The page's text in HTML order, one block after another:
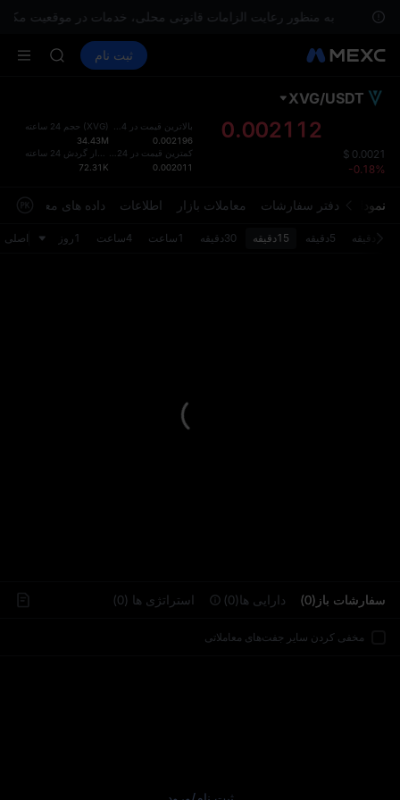
به منظور رعایت الزامات قانونی محلی، خدمات در موقعیت
اسپات فیوچرز SPCX ثبت نام
SKYAI
AAOI
SKYAI
می‌
کنید.
XVG/USDT
0.002112
$ 0.0021
-0.18%
0.002196
0.002011
حجم 24 ساعته (XVG)
34.43M
USDT )
72.31K
نمودار دفتر سفارشات معاملات بازار اطلاعات داده های معاملاتی
1دقیقه 5دقیقه 15دقیقه 30دقیقه 1ساعت 4ساعت 1روز اصلی
سفارشات باز(0) دارایی‌ ها(0) استراتژی‌ ها (0)
مخفی کردن سایر جفت‌های معاملاتی